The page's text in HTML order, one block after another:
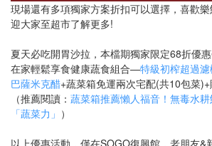
現場還有多項獨家方案折扣可以選擇，喜歡
迎大家至超市了解更多!
夏天必吃開胃沙拉，本檔期獨家限定68折優
在家輕鬆享食健康蔬食組合—特級初榨超過
巴薩米克醋+蔬菜箱免運兩次宅配(共10包菜
（推薦閱讀： 蔬菜箱推薦懶人福音！無毒水
「蔬菜力」 ）
以上優惠活動，僅在SOGO復興館，老朋友&